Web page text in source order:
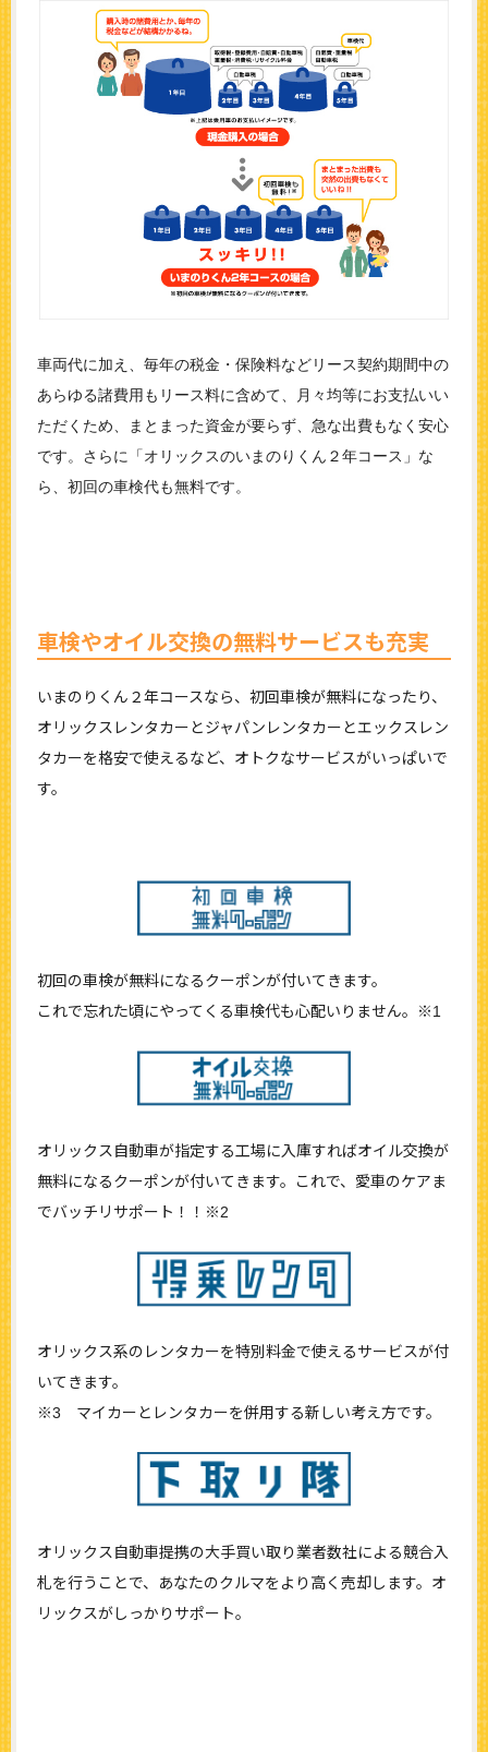
車両代に加え、毎年の税金・保険料などリース契約期間中の
あらゆる諸費用もリース料に含めて、月々均等にお支払いい
ただくため、まとまった資金が要らず、急な出費もなく安心
です。さらに「オリックスのいまのりくん２年コース」な
ら、初回の車検代も無料です。
車検やオイル交換の無料サービスも充実
いまのりくん２年コースなら、初回車検が無料になったり、
オリックスレンタカーとジャパンレンタカーとエックスレン
タカーを格安で使えるなど、オトクなサービスがいっぱいで
す。
初回の車検が無料になるクーポンが付いてきます。
これで忘れた頃にやってくる車検代も心配いりません。※1
オリックス自動車が指定する工場に入庫すればオイル交換が
無料になるクーポンが付いてきます。これで、愛車のケアま
でバッチリサポート！！※2
オリックス系のレンタカーを特別料金で使えるサービスが付
いてきます。
※3 マイカーとレンタカーを併用する新しい考え方です。
オリックス自動車提携の大手買い取り業者数社による競合入
札を行うことで、あなたのクルマをより高く売却します。オ
リックスがしっかりサポート。